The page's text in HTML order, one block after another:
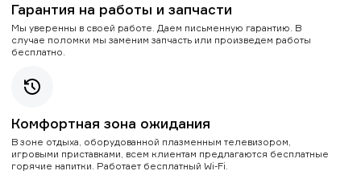
Гарантия на работы и запчасти
Мы уверенны в своей работе. Даем письменную гарантию. В
случае поломки мы заменим запчасть или произведем работы
бесплатно.
Комфортная зона ожидания
В зоне отдыха, оборудованной плазменным телевизором,
игровыми приставками, всем клиентам предлагаются бесплатные
горячие напитки. Работает бесплатный Wi-Fi.